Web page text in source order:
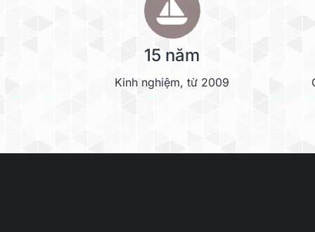
15 năm
Kinh nghiệm, từ 2009